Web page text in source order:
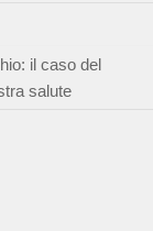
il caso del
salute